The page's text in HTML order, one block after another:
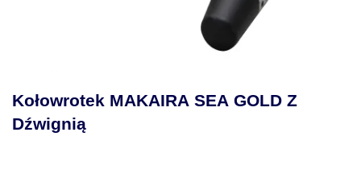
Kołowrotek MAKAIRA SEA GOLD Z
Dźwignią